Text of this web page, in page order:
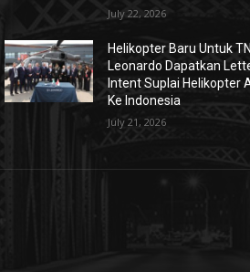
July 22, 2026
Helikopter Baru Untuk
Leonardo Dapatkan
Intent Suplai Helikopter
Ke Indonesia
July 21, 2026